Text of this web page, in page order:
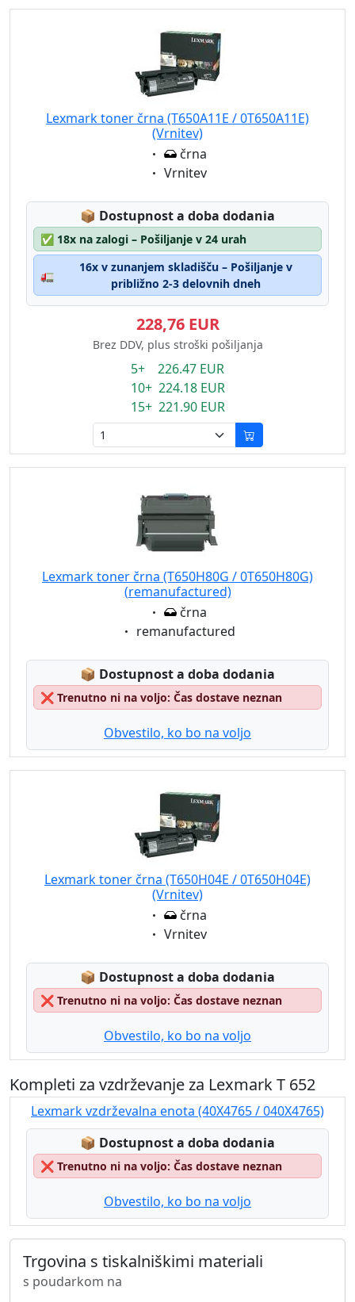
Lexmark toner črna (T650A11E / 0T650A11E)
(Vrnitev)
Eigenschaft:
črna
Eigenschaft:
Vrnitev
📦 Lagerstatus:
Dostupnost a doba dodania
✅ 18x na zalogi – Pošiljanje v 24 urah
🚛
16x v zunanjem skladišču – Pošiljanje v
približno 2-3 delovnih dneh
228,76 EUR
Brez DDV, plus stroški pošiljanja
5+ 226.47 EUR
10+ 224.18 EUR
15+ 221.90 EUR
Lexmark toner črna (T650H80G / 0T650H80G)
(remanufactured)
Eigenschaft:
črna
Eigenschaft:
remanufactured
📦 Lagerstatus:
Dostupnost a doba dodania
❌ Trenutno ni na voljo: Čas dostave neznan
Obvestilo, ko bo na voljo
Lexmark toner črna (T650H04E / 0T650H04E)
(Vrnitev)
Eigenschaft:
črna
Eigenschaft:
Vrnitev
📦 Lagerstatus:
Dostupnost a doba dodania
❌ Trenutno ni na voljo: Čas dostave neznan
Obvestilo, ko bo na voljo
Kompleti za vzdrževanje za Lexmark T 652
Lexmark vzdrževalna enota (40X4765 / 040X4765)
📦 Lagerstatus:
Dostupnost a doba dodania
❌ Trenutno ni na voljo: Čas dostave neznan
Obvestilo, ko bo na voljo
Trgovina s tiskalniškimi materiali
s poudarkom na